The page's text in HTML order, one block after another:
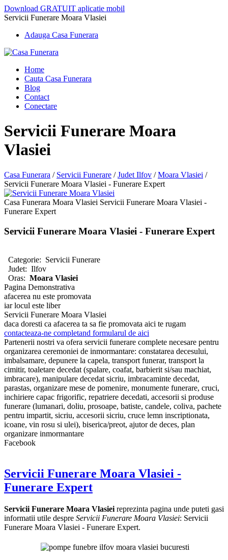
Download GRATUIT aplicatie mobil
Servicii Funerare Moara Vlasiei
Adauga Casa Funerara
Home
Cauta Casa Funerara
Blog
Contact
Conectare
Servicii Funerare Moara
Vlasiei
Casa Funerara / Servicii Funerare /Judet Ilfov /Moara Vlasiei /
Servicii Funerare Moara Vlasiei - Funerare Expert
Casa Funerara Moara Vlasiei Servicii Funerare Moara Vlasiei -
Funerare Expert
Servicii Funerare Moara Vlasiei - Funerare Expert
Categorie: Servicii Funerare
Judet: Ilfov
Oras: Moara Vlasiei
Pagina Demonstrativa
afacerea nu este promovata
iar locul este liber
Servicii Funerare Moara Vlasiei
daca doresti ca afacerea ta sa fie promovata aici te rugam
contacteaza-ne completand formularul de aici
Partenerii nostri va ofera servicii funerare complete necesare pentru
organizarea ceremoniei de inmormantare: constatarea decesului,
imbalsamare, depunere la capela, transport funerar, transport la
cimitir, toaletare decedat (spalare, coafat, barbierit si/sau machiat,
imbracare), manipulare decedat sicriu, imbracaminte decedat,
parastas, organizare mese de pomenire, monumente funerare, cruci,
inchiriere capac frigorific, repatriere decedati, accesorii si produse
funerare (lumanari, doliu, prosoape, batiste, candele, coliva, pachete
pentru impartit, sicriu, accesorii sicriu, cruce lemn inscriptionata,
icoane, vin rosu si ulei), biserica/preot, ajutor de deces, plan
organizare inmormantare
Facebook
Servicii Funerare Moara Vlasiei -
Funerare Expert
Servicii Funerare Moara Vlasiei reprezinta pagina unde puteti gasi
informatii utile despre Servicii Funerare Moara Vlasiei: Servicii
Funerare Moara Vlasiei - Funerare Expert.